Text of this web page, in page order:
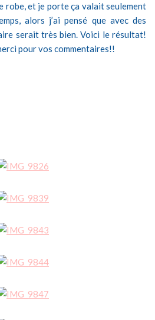
robe, et je porte ça valait seulement
alors j’ai pensé que avec des
serait très bien. Voici le résultat!
pour vos commentaires!!